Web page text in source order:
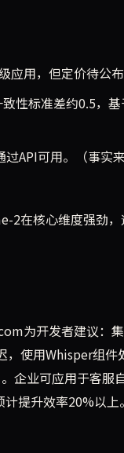
应用，但定价待公
性标准差约0.5，基
API可用。（事实
2在核心维度强劲
为开发者建议：
，使用Whisper组件
企业可应用于客服
提升效率20%以上